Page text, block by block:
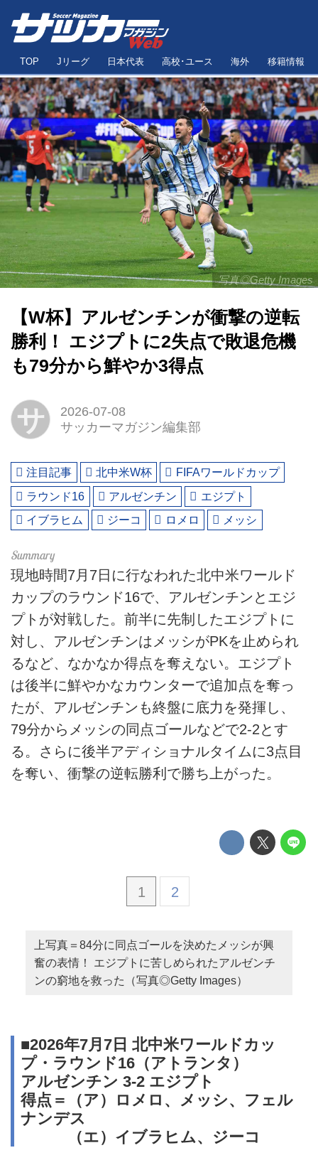
TOP Jリーグ 日本代表 高校･ユース 海外 移籍情報
写真◎Getty Images
【W杯】アルゼンチンが衝撃の逆転
勝利！ エジプトに2失点で敗退危機
も79分から鮮やか3得点
サ
2026-07-08
サッカーマガジン編集部
注目記事 北中米W杯
FIFAワールドカップ
ラウンド16
アルゼンチン
エジプト
イブラヒム
ジーコ ロメロ メッシ
現地時間7月7日に行なわれた北中米ワールド
カップのラウンド16で、アルゼンチンとエジ
プトが対戦した。前半に先制したエジプトに
対し、アルゼンチンはメッシがPKを止められ
るなど、なかなか得点を奪えない。エジプト
は後半に鮮やかなカウンターで追加点を奪っ
たが、アルゼンチンも終盤に底力を発揮し、
79分からメッシの同点ゴールなどで2-2とす
る。さらに後半アディショナルタイムに3点目
を奪い、衝撃の逆転勝利で勝ち上がった。
1 2
上写真＝84分に同点ゴールを決めたメッシが興
奮の表情！ エジプトに苦しめられたアルゼンチ
ンの窮地を救った（写真◎Getty Images）
■2026年7月7日 北中米ワールドカッ
プ・ラウンド16（アトランタ）
アルゼンチン 3-2 エジプト
得点＝（ア）ロメロ、メッシ、フェル
ナンデス
（エ）イブラヒム、ジーコ